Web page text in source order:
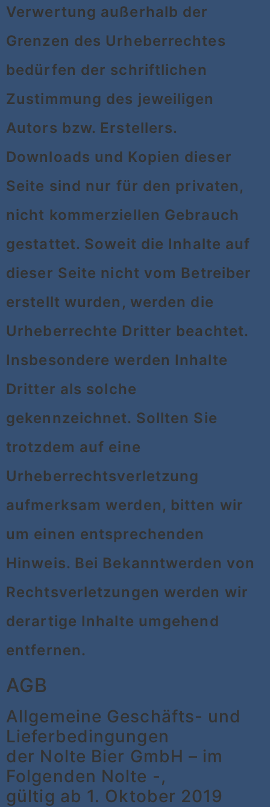
Verwertung außerhalb der
Grenzen des Urheberrechtes
bedürfen der schriftlichen
Zustimmung des jeweiligen
Autors bzw. Erstellers.
Downloads und Kopien dieser
Seite sind nur für den privaten,
nicht kommerziellen Gebrauch
gestattet. Soweit die Inhalte auf
dieser Seite nicht vom Betreiber
erstellt wurden, werden die
Urheberrechte Dritter beachtet.
Insbesondere werden Inhalte
Dritter als solche
gekennzeichnet. Sollten Sie
trotzdem auf eine
Urheberrechtsverletzung
aufmerksam werden, bitten wir
um einen entsprechenden
Hinweis. Bei Bekanntwerden von
Rechtsverletzungen werden wir
derartige Inhalte umgehend
entfernen.
AGB
Allgemeine Geschäfts- und
Lieferbedingungen
der Nolte Bier GmbH – im
Folgenden Nolte -,
gültig ab 1. Oktober 2019